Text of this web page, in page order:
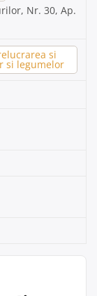
Nr. 30, Ap.
si
si legumelor